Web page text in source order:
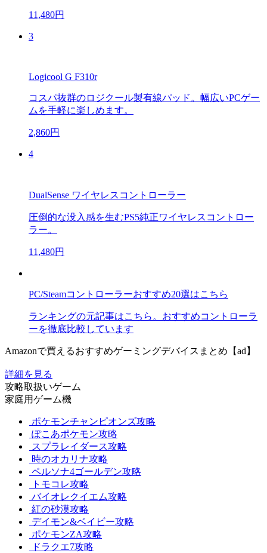
11,480円
3
Logicool G F310r
コスパ抜群のロジクール製有線パッド。幅広いPCゲー
ムを手軽に楽しめます。
2,860円
4
DualSense ワイヤレスコントローラー
圧倒的な没入感を生むPS5純正ワイヤレスコントロー
ラー。
11,480円
PC/Steamコントローラーおすすめ20選はこちら
ランキングの元記事はこちら。おすすめコントローラ
ーを徹底比較しています
Amazonで買えるおすすめゲーミングデバイスまとめ【ad】
詳細を見る
攻略取扱いゲーム
家庭用ゲーム機
ポケモンチャンピオンズ攻略
ぽこあポケモン攻略
スプラレイダース攻略
時のオカリナ攻略
ペルソナ4ゴールデン攻略
トモコレ攻略
バイオレクイエム攻略
紅の砂漠攻略
デイモン&ベイビー攻略
ポケモンZA攻略
ドラクエ7攻略